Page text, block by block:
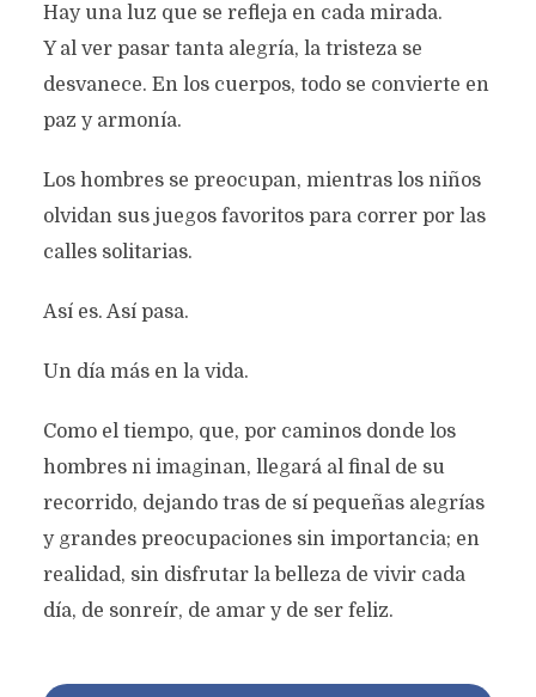
Hay una luz que se refleja en cada mirada.
Y al ver pasar tanta alegría, la tristeza se
desvanece. En los cuerpos, todo se convierte en
paz y armonía.
Los hombres se preocupan, mientras los niños
olvidan sus juegos favoritos para correr por las
calles solitarias.
Así es. Así pasa.
Un día más en la vida.
Como el tiempo, que, por caminos donde los
hombres ni imaginan, llegará al final de su
recorrido, dejando tras de sí pequeñas alegrías
y grandes preocupaciones sin importancia; en
realidad, sin disfrutar la belleza de vivir cada
día, de sonreír, de amar y de ser feliz.